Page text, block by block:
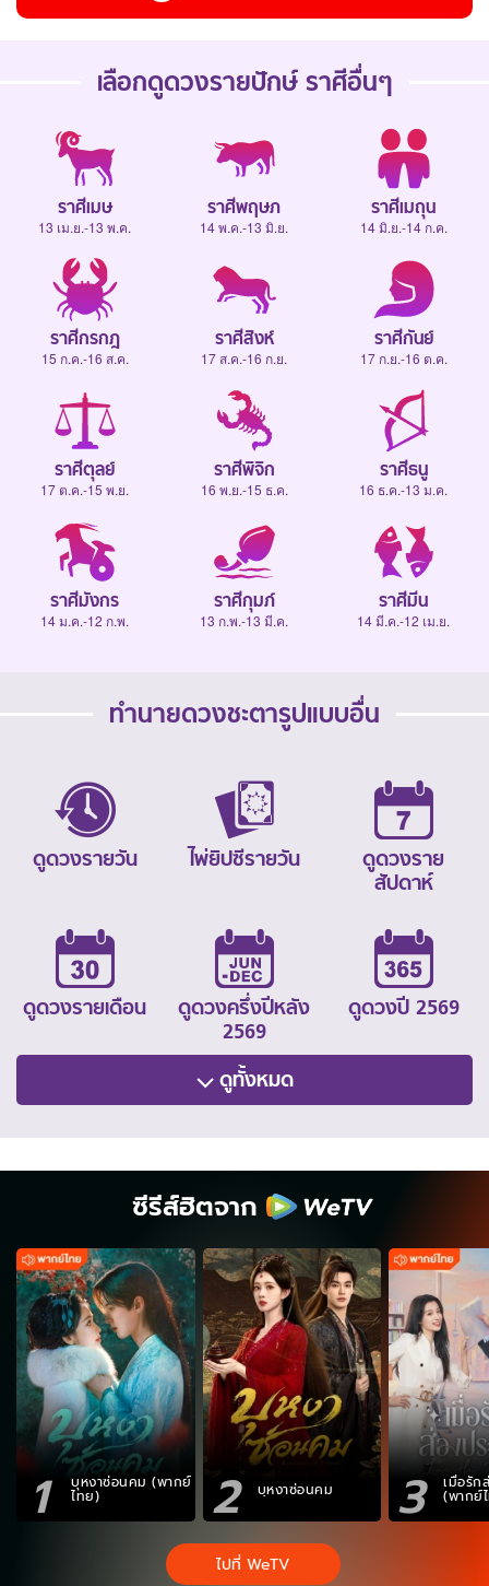
เลือกดูดวงรายปักษ์ราศีอื่นๆ
ราศีเมษ
13 เม.ย.-13 พ.ค.
ราศีพฤษภ
14 พ.ค.-13 มิ.ย.
ราศีเมถุน
14 มิ.ย.-14 ก.ค.
ราศีกรกฎ
15 ก.ค.-16 ส.ค.
ราศีสิงห์
17 ส.ค.-16 ก.ย.
ราศีกันย์
17 ก.ย.-16 ต.ค.
ราศีตุลย์
17 ต.ค.-15 พ.ย.
ราศีพิจิก
16 พ.ย.-15 ธ.ค.
ราศีธนู
16 ธ.ค.-13 ม.ค.
ราศีมังกร
14 ม.ค.-12 ก.พ.
ราศีกุมภ์
13 ก.พ.-13 มี.ค.
ราศีมีน
14 มี.ค.-12 เม.ย.
ทำนายดวงชะตารูปแบบอื่น
ดูดวงรายวัน ไพ่ยิปซีรายวัน
ดูดวงราย
สัปดาห์
ดูดวงรายเดือน
ดูดวงครึ่งปีหลัง
2569
ดูดวงปี 2569
ดูทั้งหมด
ซีรีส์ฮิตจาก
1 บุหงาซ่อนคม (พากย์
ไทย) 2 บุหงาซ่อนคม 3 เมื่อรัก
(พากย์
ไปที่ WeTV